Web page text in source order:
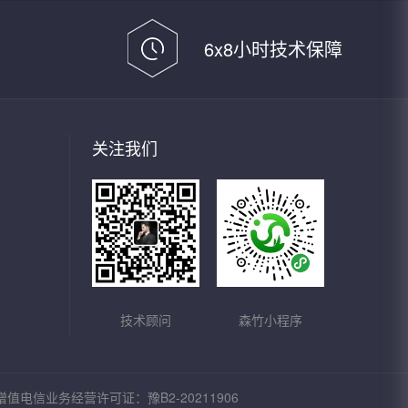
6x8小时技术保障
关注我们
技术顾问 森竹小程序
值电信业务经营许可证：豫B2-20211906